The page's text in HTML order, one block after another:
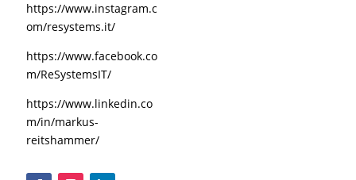
https://www.instagram.c
om/resystems.it/
https://www.facebook.co
m/ReSystemsIT/
https://www.linkedin.co
m/in/markus-
reitshammer/